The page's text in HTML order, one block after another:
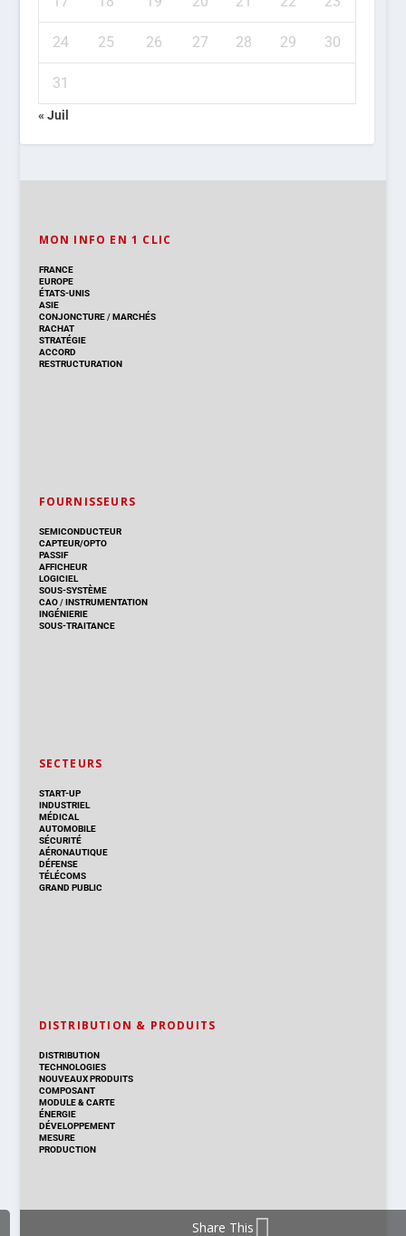
24 25 26 27 28 29 30
31
« Juil
MON INFO EN 1 CLIC
FRANCE
EUROPE
ÉTATS-UNIS
ASIE
CONJONCTURE/MARCHÉS
RACHAT
STRATÉGIE
ACCORD
RESTRUCTURATION
FOURNISSEURS
SEMICONDUCTEUR
CAPTEUR/OPTO
PASSIF
AFFICHEUR
LOGICIEL
SOUS-SYSTÈME
CAO/INSTRUMENTATION
INGÉNIERIE
SOUS-TRAITANCE
SECTEURS
START-UP
INDUSTRIEL
MÉDICAL
AUTOMOBILE
SÉCURITÉ
AÉRONAUTIQUE
DÉFENSE
TÉLÉCOMS
GRAND PUBLIC
DISTRIBUTION & PRODUITS
DISTRIBUTION
TECHNOLOGIES
NOUVEAUX PRODUITS
COMPOSANT
MODULE & CARTE
ÉNERGIE
DÉVELOPPEMENT
MESURE
PRODUCTION
Share This